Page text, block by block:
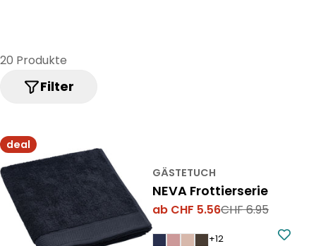
:20 Produkte
Filter
deal
GÄSTETUCH
NEVA Frottierserie
Verkaufspreis
ab CHF 5.56
Regulärer
Preis
CHF 6.95
+12